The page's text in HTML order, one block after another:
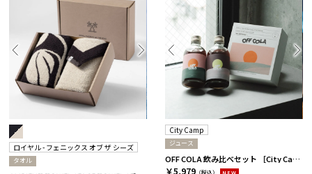
ロイヤル - フェニックス オブ ザ シーズ
タオル
City Camp
ジュース
OFF COLA 飲み比べセット ［City Camp］
￥5,979 （税込） NEW